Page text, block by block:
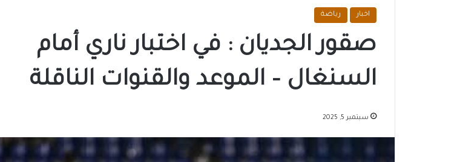
اخبار رياضة
صقور الجديان : في اختبار ناري أمام
السنغال – الموعد والقنوات الناقلة
سبتمبر 5, 2025